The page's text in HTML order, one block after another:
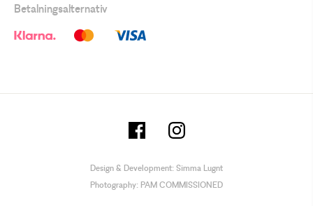
Betalningsalternativ
Design & Development: Simma Lugnt
Photography: PAM COMMISSIONED